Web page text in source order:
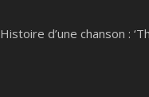
Histoire d’une chanson :